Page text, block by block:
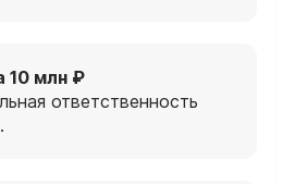
10 млн ₽
ответственность